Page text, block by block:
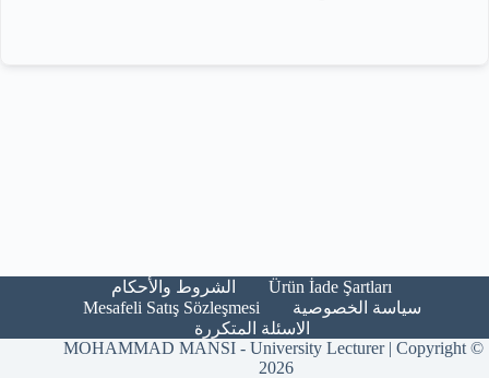
Ürün İade Şartları​
الشروط والأحكام​
سياسة الخصوصية
Mesafeli Satış Sözleşmesi
الاسئلة المتكررة
MOHAMMAD MANSI - University Lecturer | Copyright ©
2026